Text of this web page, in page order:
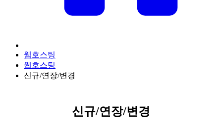
웹호스팅
웹호스팅
신규/연장/변경
신규/연장/변경